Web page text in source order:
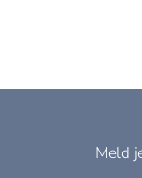
Meld